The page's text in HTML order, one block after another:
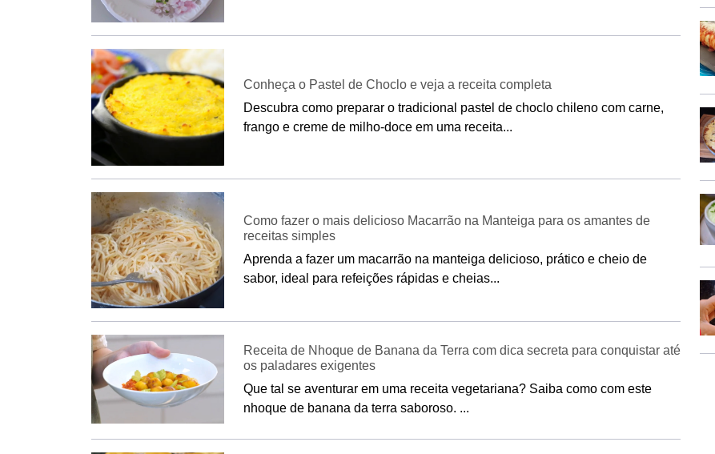
Conheça o Pastel de Choclo e veja a receita completa
Descubra como preparar o tradicional pastel de choclo chileno com carne,
frango e creme de milho-doce em uma receita...
Como fazer o mais delicioso Macarrão na Manteiga para os amantes de
receitas simples
Aprenda a fazer um macarrão na manteiga delicioso, prático e cheio de
sabor, ideal para refeições rápidas e cheias...
Receita de Nhoque de Banana da Terra com dica secreta para conquistar até
os paladares exigentes
Que tal se aventurar em uma receita vegetariana? Saiba como com este
nhoque de banana da terra saboroso. ...